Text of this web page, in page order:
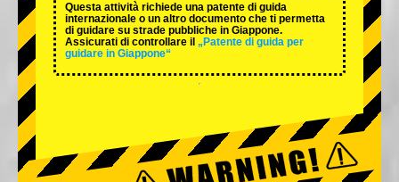
Questa attività richiede una patente di guida
internazionale o un altro documento che ti permetta
di guidare su strade pubbliche in Giappone.
Assicurati di controllare il „Patente di guida per
guidare in Giappone“